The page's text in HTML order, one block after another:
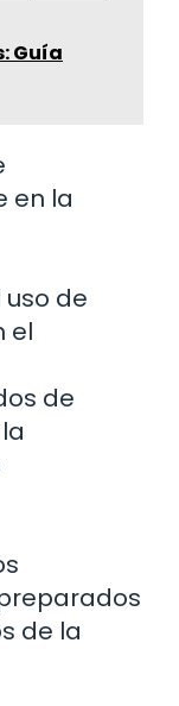
Guía
en la
de
el
de
de la